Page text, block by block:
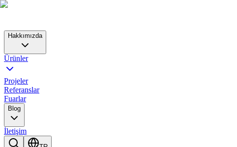
Hakkımızda
Ürünler
Projeler
Referanslar
Fuarlar
Blog
İletişim